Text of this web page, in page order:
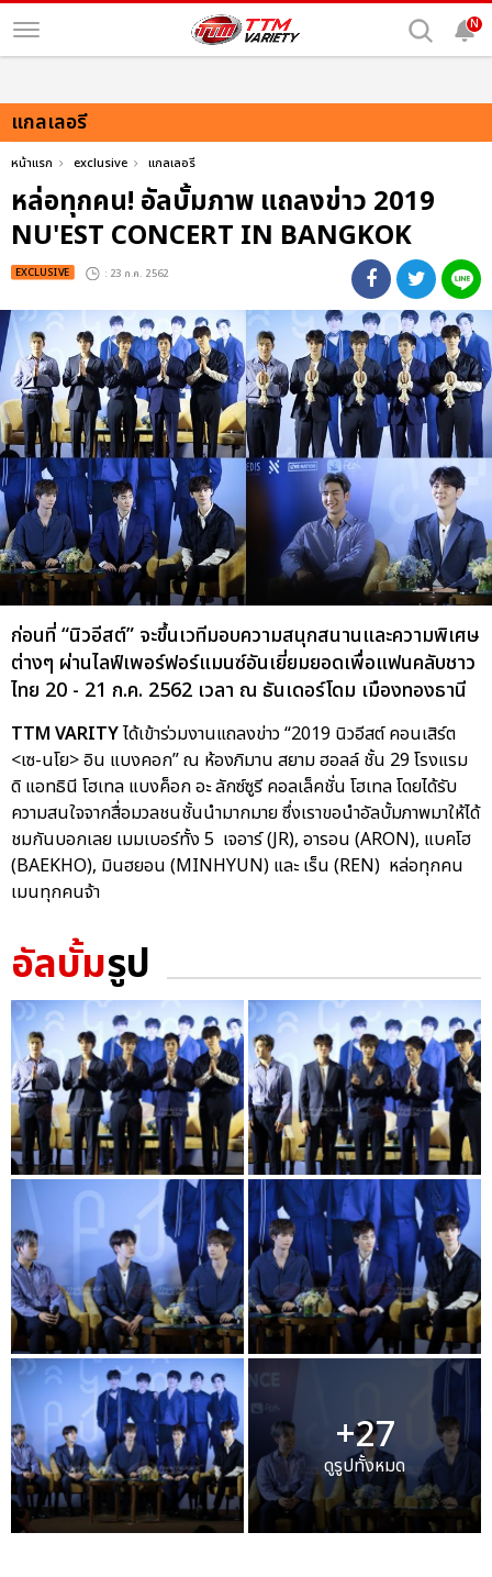
N
แกลเลอรี
หน้าแรก exclusive แกลเลอรี
หล่อทุกคน! อัลบั้มภาพ แถลงข่าว 2019
NU'EST CONCERT IN BANGKOK
EXCLUSIVE : 23 ก.ค. 2562
ก่อนที่ “นิวอีสต์” จะขึ้นเวทีมอบความสนุกสนานและความพิเศษ
ต่างๆ ผ่านไลฟ์เพอร์ฟอร์แมนซ์อันเยี่ยมยอดเพื่อแฟนคลับชาว
ไทย 20 - 21 ก.ค. 2562 เวลา ณ ธันเดอร์โดม เมืองทองธานี
TTM VARITYได้เข้าร่วมงานแถลงข่าว “2019 นิวอีสต์ คอนเสิร์ต
<เซ-นโย> อิน แบงคอก” ณ ห้องภิมาน สยาม ฮอลล์ ชั้น 29 โรงแรม
ดิ แอทธินี โฮเทล แบงค็อก อะ ลักซ์ซูรี คอลเล็คชั่น โฮเทล โดยได้รับ
ความสนใจจากสื่อมวลชนชั้นนำมากมาย ซึ่งเราขอนำอัลบั้มภาพมาให้ได้
ชมกันบอกเลย เมมเบอร์ทั้ง 5 เจอาร์ (JR), อารอน (ARON), แบคโฮ
(BAEKHO), มินฮยอน (MINHYUN) และ เร็น (REN) หล่อทุกคน
เมนทุกคนจ้า
อัลบั้มรูป
+27
ดูรูปทั้งหมด